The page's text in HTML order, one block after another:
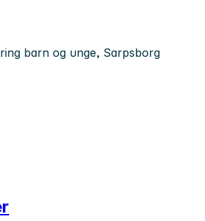
barn og unge, Sarpsborg